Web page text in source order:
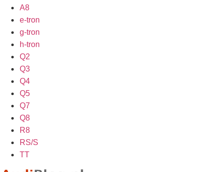
A8
e-tron
g-tron
h-tron
Q2
Q3
Q4
Q5
Q7
Q8
R8
RS/S
TT